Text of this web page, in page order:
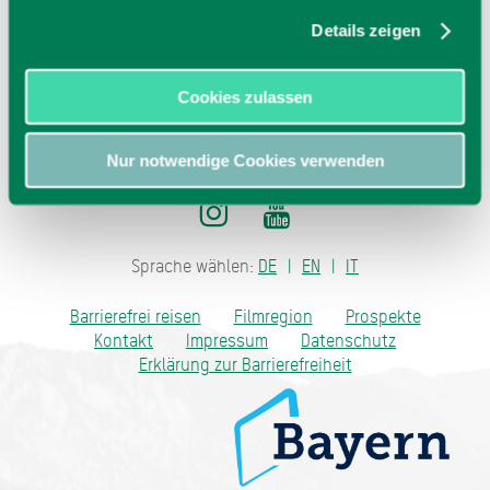
Details zeigen
Cookies zulassen
Nur notwendige Cookies verwenden
Sprache wählen: DE EN IT
Barrierefrei reisen Filmregion
Prospekte
Kontakt
Impressum
Datenschutz
Erklärung zur Barrierefreiheit